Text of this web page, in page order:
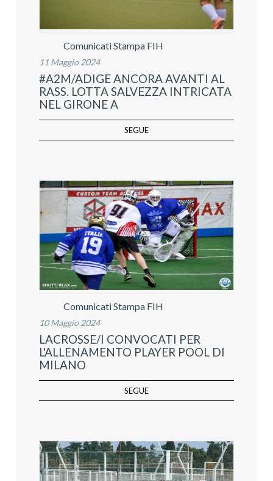
Comunicati Stampa FIH
11 Maggio 2024
#A2M/ADIGE ANCORA AVANTI AL
RASS. LOTTA SALVEZZA INTRICATA
NEL GIRONE A
SEGUE
Comunicati Stampa FIH
10 Maggio 2024
LACROSSE/I CONVOCATI PER
L'ALLENAMENTO PLAYER POOL DI
MILANO
SEGUE